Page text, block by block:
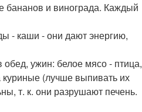
бананов и винограда. Каждый
- каши - они дают энергию,
обед, ужин: белое мясо - птица,
(лучше выпивать их
т. к. они разрушают печень.